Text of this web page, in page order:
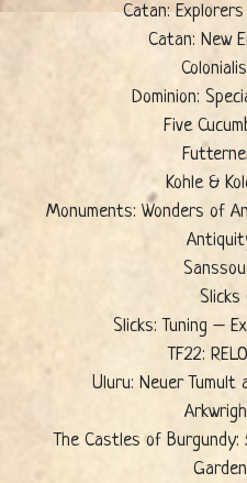
Catan:
Catan: New
Dominion:
Five
Kohle &
Monuments: Wonders of
Slicks
Slicks: Tuning –
TF22:
Uluru: Neuer Tumult
The Castles of